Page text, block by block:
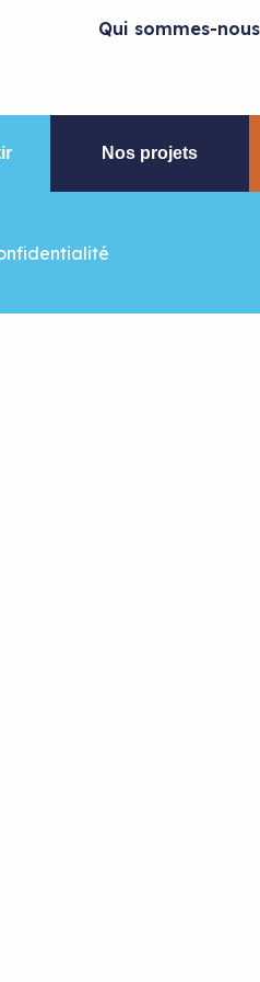
Qui sommes-
Nos projets